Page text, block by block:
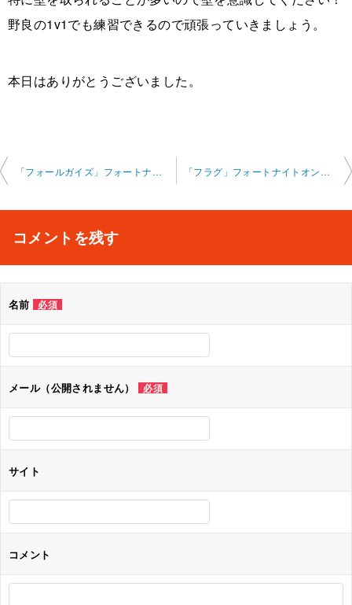
野良の1v1でも練習できるので頑張っていきましょう。
本日はありがとうございました。
投
ビ
シ
「フォールガイズ」フォートナイトオンラインレッスン 2024-12-15-no0007-0015 「フラグ」フォートナイトオンラインレッスン 2024-12-21-no0007- 0015
コメントを残す
名前 必須
メール（公開されません） 必須
サイト
コメント